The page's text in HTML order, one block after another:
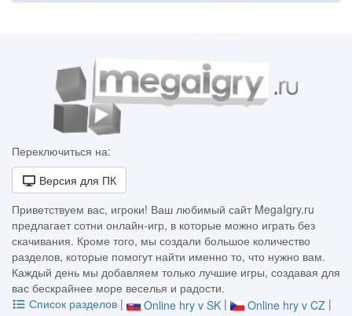
Переключиться на:
Версия для ПК
Приветствуем вас, игроки! Ваш любимый сайт MegaIgry.ru
предлагает сотни онлайн-игр, в которые можно играть без
скачивания. Кроме того, мы создали большое количество
разделов, которые помогут найти именно то, что нужно вам.
Каждый день мы добавляем только лучшие игры, создавая для
вас бескрайнее море веселья и радости.
Список разделов | Online hry v SK | Online hry v CZ |